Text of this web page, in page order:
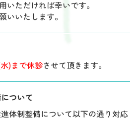
いただければ幸いです。
いいたします。
)まで休診させて頂きます。
ついて
体制整備について以下の通り対応